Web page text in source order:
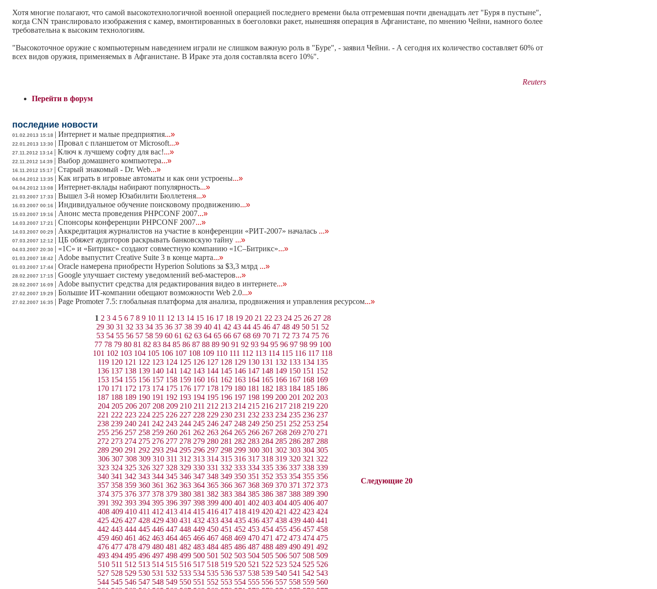
Хотя многие полагают, что самой высокотехнологичной военной операцией последнего времени была отгремевшая почти двенадцать лет "Буря в пустыне",
когда CNN транслировало изображения с камер, вмонтированных в боеголовки ракет, нынешняя операция в Афганистане, по мнению Чейни, намного более
требовательна к высоким технологиям.
"Высокоточное оружие с компьютерным наведением играли не слишком важную роль в "Буре", - заявил Чейни. - А сегодня их количество составляет 60% от
всех видов оружия, применяемых в Афганистане. В Ираке эта доля составляла всего 10%".
Reuters
Перейти в форум
последние новости
01.02.2013 15:18 | Интернет и малые предприятия...»
22.01.2013 13:30 | Провал с планшетом от Microsoft...»
27.11.2012 13:14 | Ключ к лучшему софту для вас!...»
22.11.2012 14:39 | Выбор домашнего компьютера...»
16.11.2012 15:17 | Старый знакомый - Dr. Web...»
04.04.2012 13:35 | Как играть в игровые автоматы и как они устроены...»
04.04.2012 13:08 | Интернет-вклады набирают популярность...»
21.03.2007 17:33 | Вышел 3-й номер Юзабилити Бюллетеня...»
16.03.2007 00:16 | Индивидуальное обучение поисковому продвижению...»
15.03.2007 19:16 | Анонс места проведения PHPCONF 2007...»
14.03.2007 17:21 | Спонсоры конференции PHPCONF 2007...»
14.03.2007 00:29 | Аккредитация журналистов на участие в конференции «РИТ-2007» началась ...»
07.03.2007 12:12 | ЦБ обяжет аудиторов раскрывать банковскую тайну ...»
04.03.2007 20:30 | «1С» и «Битрикс» создают совместную компанию «1С–Битрикс»...»
01.03.2007 18:42 | Adobe выпустит Creative Suite 3 в конце марта...»
01.03.2007 17:44 | Oracle намерена приобрести Hyperion Solutions за $3,3 млрд ...»
28.02.2007 17:15 | Google улучшает систему уведомлений веб-мастеров...»
28.02.2007 16:09 | Adobe выпустит средства для редактирования видео в интернете...»
27.02.2007 19:29 | Большие ИТ-компании обещают возможности Web 2.0...»
27.02.2007 16:35 | Page Promoter 7.5: глобальная платформа для анализа, продвижения и управления ресурсом...»
1 2 3 4 5 6 7 8 9 10 11 12 13 14 15 16 17 18 19 20 21 22 23 24 25 26 27 28
29 30 31 32 33 34 35 36 37 38 39 40 41 42 43 44 45 46 47 48 49 50 51 52
53 54 55 56 57 58 59 60 61 62 63 64 65 66 67 68 69 70 71 72 73 74 75 76
77 78 79 80 81 82 83 84 85 86 87 88 89 90 91 92 93 94 95 96 97 98 99 100
101 102 103 104 105 106 107 108 109 110 111 112 113 114 115 116 117 118
119 120 121 122 123 124 125 126 127 128 129 130 131 132 133 134 135
136 137 138 139 140 141 142 143 144 145 146 147 148 149 150 151 152
153 154 155 156 157 158 159 160 161 162 163 164 165 166 167 168 169
170 171 172 173 174 175 176 177 178 179 180 181 182 183 184 185 186
187 188 189 190 191 192 193 194 195 196 197 198 199 200 201 202 203
204 205 206 207 208 209 210 211 212 213 214 215 216 217 218 219 220
221 222 223 224 225 226 227 228 229 230 231 232 233 234 235 236 237
238 239 240 241 242 243 244 245 246 247 248 249 250 251 252 253 254
255 256 257 258 259 260 261 262 263 264 265 266 267 268 269 270 271
272 273 274 275 276 277 278 279 280 281 282 283 284 285 286 287 288
289 290 291 292 293 294 295 296 297 298 299 300 301 302 303 304 305
306 307 308 309 310 311 312 313 314 315 316 317 318 319 320 321 322
323 324 325 326 327 328 329 330 331 332 333 334 335 336 337 338 339
340 341 342 343 344 345 346 347 348 349 350 351 352 353 354 355 356
357 358 359 360 361 362 363 364 365 366 367 368 369 370 371 372 373
374 375 376 377 378 379 380 381 382 383 384 385 386 387 388 389 390
391 392 393 394 395 396 397 398 399 400 401 402 403 404 405 406 407
408 409 410 411 412 413 414 415 416 417 418 419 420 421 422 423 424
425 426 427 428 429 430 431 432 433 434 435 436 437 438 439 440 441
442 443 444 445 446 447 448 449 450 451 452 453 454 455 456 457 458
459 460 461 462 463 464 465 466 467 468 469 470 471 472 473 474 475
476 477 478 479 480 481 482 483 484 485 486 487 488 489 490 491 492
493 494 495 496 497 498 499 500 501 502 503 504 505 506 507 508 509
510 511 512 513 514 515 516 517 518 519 520 521 522 523 524 525 526
527 528 529 530 531 532 533 534 535 536 537 538 539 540 541 542 543
544 545 546 547 548 549 550 551 552 553 554 555 556 557 558 559 560
Следующие 20